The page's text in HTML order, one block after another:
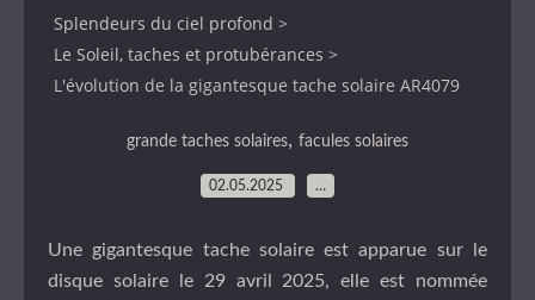
Splendeurs du ciel profond >
Le Soleil, taches et protubérances >
L'évolution de la gigantesque tache solaire AR4079
grande taches solaires, facules solaires
02.05.2025 …
Une gigantesque tache solaire est apparue sur le
disque solaire le 29 avril 2025, elle est nommée